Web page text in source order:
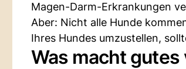
Magen-Darm-Erkrankungen
Aber: Nicht alle Hunde
Ihres Hundes umzustellen,
Was macht